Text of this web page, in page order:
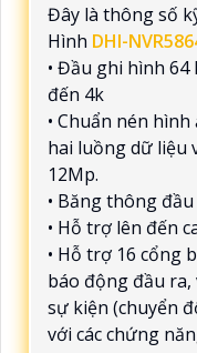
Đây là thông số
Hình DHI-
• Đầu ghi hình
đến 4k
• Chuẩn nén
hai luồng dữ liệu
12Mp.
• Băng thông
• Hỗ trợ lên đến
• Hỗ trợ 16 cổng
báo động đầu ra,
sự kiện (chuyển
với các chứng